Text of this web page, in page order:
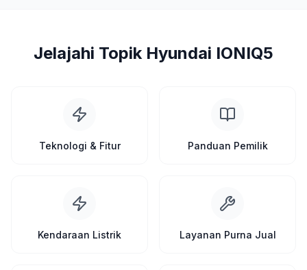
Jelajahi Topik Hyundai IONIQ5
Teknologi & Fitur Panduan Pemilik
Kendaraan Listrik Layanan Purna Jual